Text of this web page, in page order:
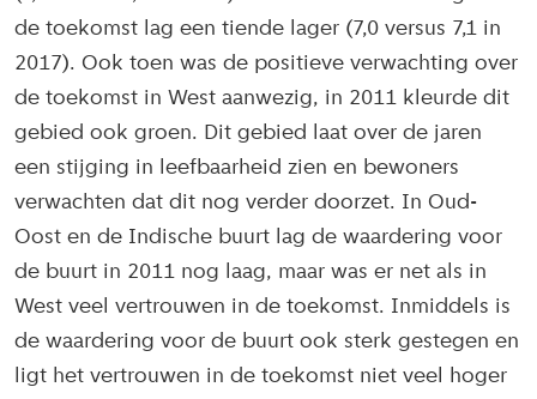
de toekomst lag een tiende lager (7,0 versus 7,1 in
2017). Ook toen was de positieve verwachting over
de toekomst in West aanwezig, in 2011 kleurde dit
gebied ook groen. Dit gebied laat over de jaren
een stijging in leefbaarheid zien en bewoners
verwachten dat dit nog verder doorzet. In Oud-
Oost en de Indische buurt lag de waardering voor
de buurt in 2011 nog laag, maar was er net als in
West veel vertrouwen in de toekomst. Inmiddels is
de waardering voor de buurt ook sterk gestegen en
ligt het vertrouwen in de toekomst niet veel hoger